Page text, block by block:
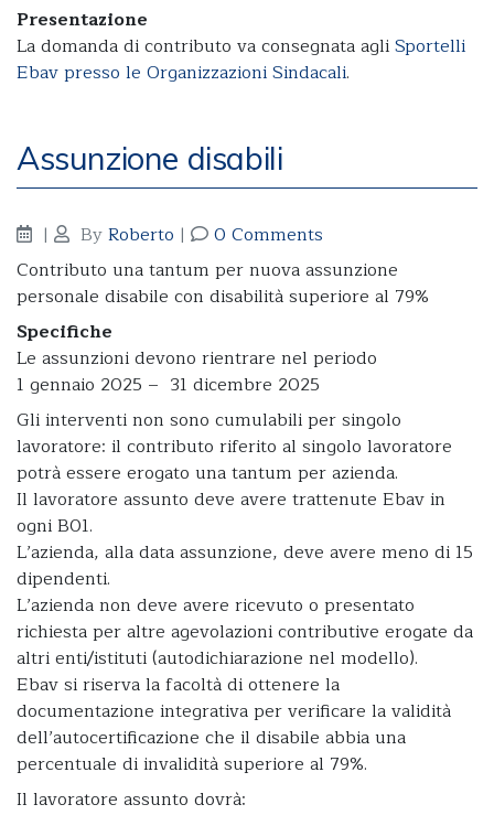
Presentazione
La domanda di contributo va consegnata agliSportelli
Ebav presso le Organizzazioni Sindacali.
Assunzione disabili
| ByRoberto |
0 Comments
Contributo una tantum per nuova assunzione
personale disabile con disabilità superiore al 79%
Specifiche
Le assunzioni devono rientrare nel periodo
1 gennaio 2025 – 31 dicembre 2025
Gli interventi non sono cumulabili per singolo
lavoratore: il contributo riferito al singolo lavoratore
potrà essere erogato una tantum per azienda.
Il lavoratore assunto deve avere trattenute Ebav in
ogni B01.
L’azienda, alla data assunzione, deve avere meno di 15
dipendenti.
L’azienda non deve avere ricevuto o presentato
richiesta per altre agevolazioni contributive erogate da
altri enti/istituti (autodichiarazione nel modello).
Ebav si riserva la facoltà di ottenere la
documentazione integrativa per verificare la validità
dell’autocertificazione che il disabile abbia una
percentuale di invalidità superiore al 79%.
Il lavoratore assunto dovrà: